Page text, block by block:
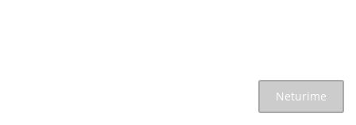
Neturime